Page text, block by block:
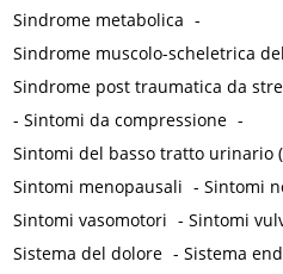
Sindrome metabolica -
Sindrome muscolo-scheletrica
Sindrome post traumatica da
-Sintomi da compressione -
Sintomi del basso tratto urinario
Sintomi menopausali -Sintomi
Sintomi vasomotori -Sintomi
Sistema del dolore -Sistema